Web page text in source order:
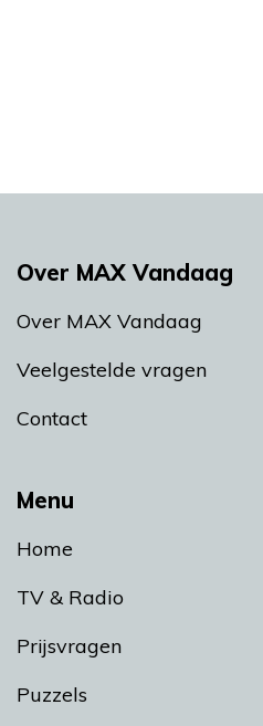
Menu
Home
TV & Radio
Prijsvragen
Puzzels
Over MAX Vandaag
Over MAX Vandaag
Veelgestelde vragen
Contact